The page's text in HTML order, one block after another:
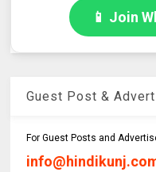
📱 Join
Guest Post &
For Guest Posts and